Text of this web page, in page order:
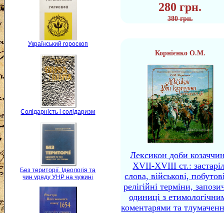
Український гороскоп
Солідарність і солідаризм
Без території. Ідеологія та
чин уряду УНР на чужині
280 грн.
380 грн.
Корнієнко О.М.
Лексикон доби
XVII-XVIII ст.:
слова, військові,
релігійні терміни,
одиниці з
коментарями та